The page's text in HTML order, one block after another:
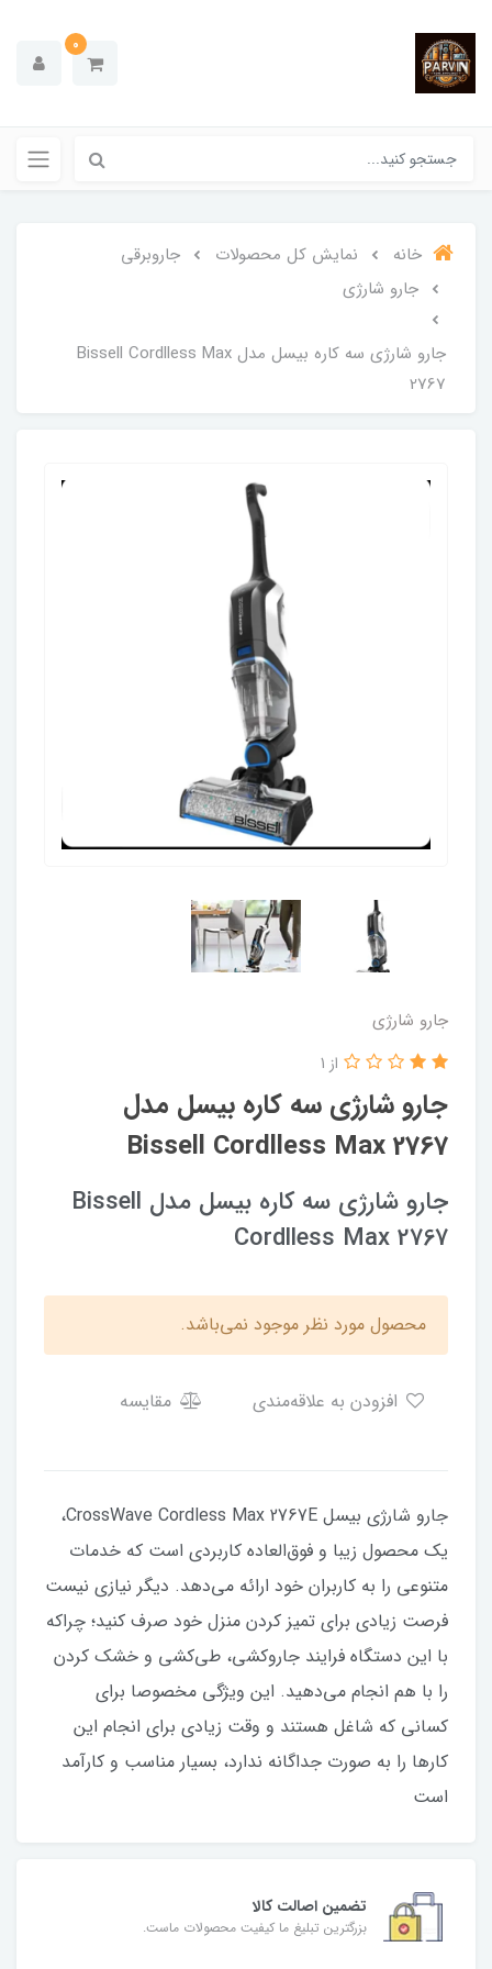
0
خانه نمایش کل محصولات
جاروبرقی
جارو شارژی
جارو شارژی سه کاره بیسل مدل Bissell Cordlless Max
2767
جارو شارژی
جارو شارژی سه کاره بیسل مدل
Bissell Cordlless Max 2767
از 1
جارو شارژی سه کاره بیسل مدل Bissell
Cordlless Max 2767
محصول مورد نظر موجود نمی‌باشد.
مقایسه
جارو شارژی بیسل CrossWave Cordless Max 2767E،
یک محصول زیبا و فوق‌العاده کاربردی است که خدمات
متنوعی را به کاربران خود ارائه می‌دهد. دیگر نیازی نیست
فرصت زیادی برای تمیز کردن منزل خود صرف کنید؛ چراکه
با این دستگاه فرایند جاروکشی، طی‌کشی و خشک کردن
را با هم انجام می‌دهید. این ویژگی مخصوصا برای
کسانی که شاغل هستند و وقت زیادی برای انجام این
کارها را به صورت جداگانه ندارد، بسیار مناسب و کارآمد
است
تضمین اصالت کالا
بزرگترین تبلیغ ما کیفیت محصولات ماست.